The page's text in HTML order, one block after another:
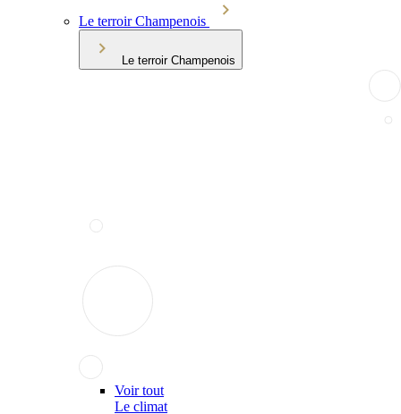
Le terroir Champenois
Le terroir Champenois
Voir tout
Le climat